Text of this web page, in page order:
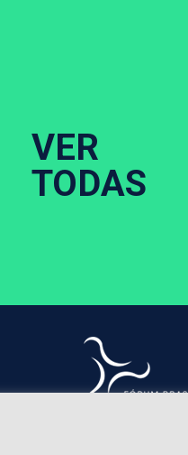
VER
TODAS
de seus autores.